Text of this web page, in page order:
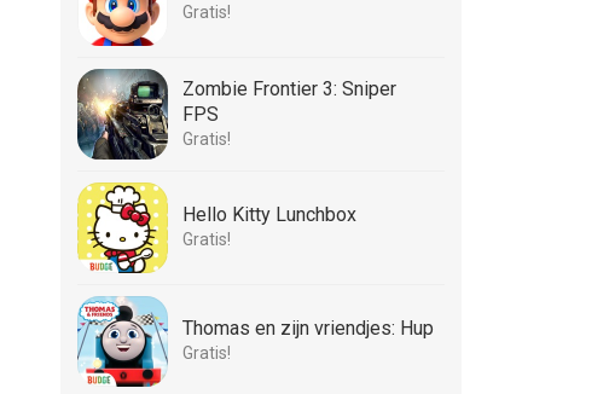
Gratis!
Zombie Frontier 3: Sniper
FPS
Gratis!
Hello Kitty Lunchbox
Gratis!
Thomas en zijn vriendjes: Hup
Gratis!